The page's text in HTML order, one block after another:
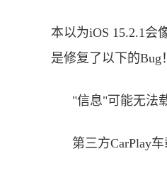
本以为iOS 15.2.1会
是修复了以下的Bug！
"信息"可能无法
第三方CarPlay